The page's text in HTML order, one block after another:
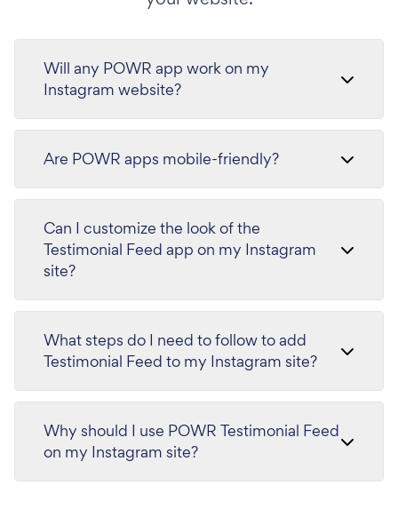
Will any POWR app work on my
Instagram website?
Are POWR apps mobile-friendly?
Can I customize the look of the
Testimonial Feed app on my Instagram
site?
What steps do I need to follow to add
Testimonial Feed to my Instagram site?
Why should I use POWR Testimonial Feed
on my Instagram site?